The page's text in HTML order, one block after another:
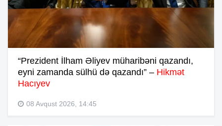
“Prezident İlham Əliyev müharibəni qazandı,
eyni zamanda sülhü də qazandı” – Hikmət
Hacıyev
08 Avqust 2026, 14:45